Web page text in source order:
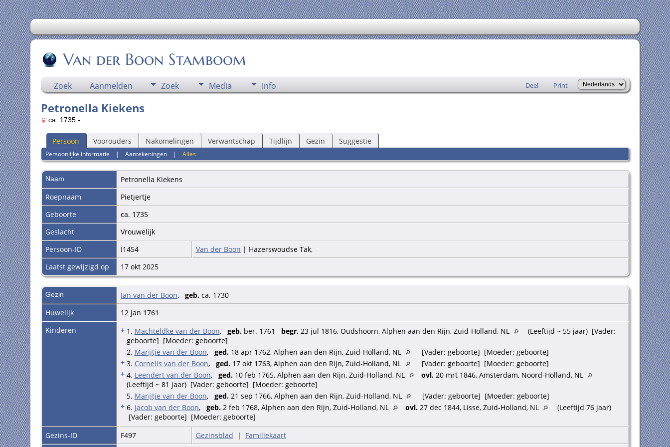
Van der Boon Stamboom
Zoek Aanmelden Zoek Media Info Deel Print
Petronella Kiekens
ca. 1735 -
Persoon Voorouders Nakomelingen Verwantschap Tijdlijn Gezin Suggestie
Persoonlijke informatie | Aantekeningen| Alles
Naam Petronella Kiekens
Roepnaam
Pietjertje
Geboorte
ca. 1735
Geslacht
Vrouwelijk
Persoon-ID
I1454 Van der Boon | Hazerswoudse Tak,
Laatst gewijzigd op
17 okt 2025
Gezin Jan van der Boon, geb.ca. 1730
Huwelijk
12 jan 1761
Kinderen
+ 1. Machteldke van der Boon, geb.ber. 1761 begr.23 jul 1816, Oudshoorn, Alphen aan den Rijn, Zuid-Holland, NL
(Leeftijd ~ 55 jaar) [Vader:
geboorte] [Moeder: geboorte]
2. Marijtje van der Boon, ged.18 apr 1762, Alphen aan den Rijn, Zuid-Holland, NL
[Vader: geboorte] [Moeder: geboorte]
+ 3. Cornelis van der Boon, ged.17 okt 1763, Alphen aan den Rijn, Zuid-Holland, NL
[Vader: geboorte] [Moeder: geboorte]
+ 4. Leendert van der Boon, ged.10 feb 1765, Alphen aan den Rijn, Zuid-Holland, NL ovl.20 mrt 1846, Amsterdam, Noord-Holland, NL
(Leeftijd ~ 81 jaar) [Vader: geboorte] [Moeder: geboorte]
5. Marijtje van der Boon, ged.21 sep 1766, Alphen aan den Rijn, Zuid-Holland, NL
[Vader: geboorte] [Moeder: geboorte]
+ 6. Jacob van der Boon, geb.2 feb 1768, Alphen aan den Rijn, Zuid-Holland, NL ovl.27 dec 1844, Lisse, Zuid-Holland, NL
(Leeftijd 76 jaar)
[Vader: geboorte] [Moeder: geboorte]
Gezins-ID
F497 Gezinsblad | Familiekaart